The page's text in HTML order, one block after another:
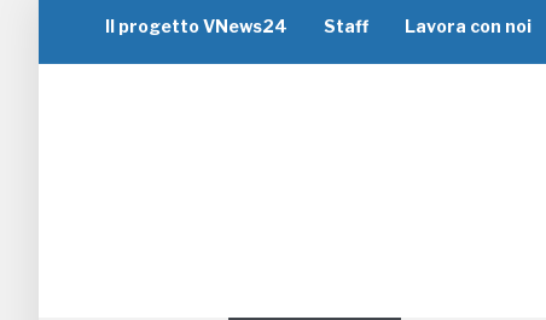
Il progetto VNews24 Staff Lavora con noi